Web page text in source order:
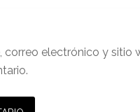
correo electrónico y